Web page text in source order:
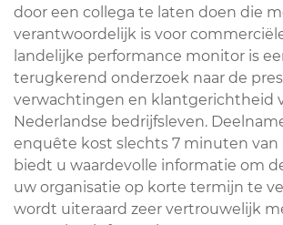
door een collega te laten doen die
verantwoordelijk is voor
landelijke performance monitor is
terugkerend onderzoek naar de
verwachtingen en klantgerichtheid
Nederlandse bedrijfsleven.
enquête kost slechts 7 minuten van
biedt u waardevolle informatie om
uw organisatie op korte termijn te
wordt uiteraard zeer vertrouwelijk